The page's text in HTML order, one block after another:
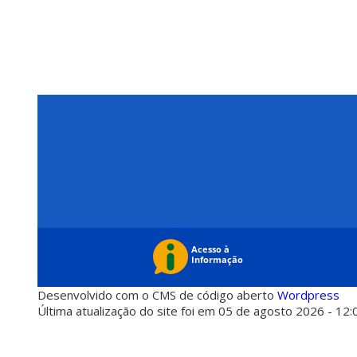
Desenvolvido com o CMS de código aberto Wordpress
Última atualização do site foi em 05 de agosto 2026 -